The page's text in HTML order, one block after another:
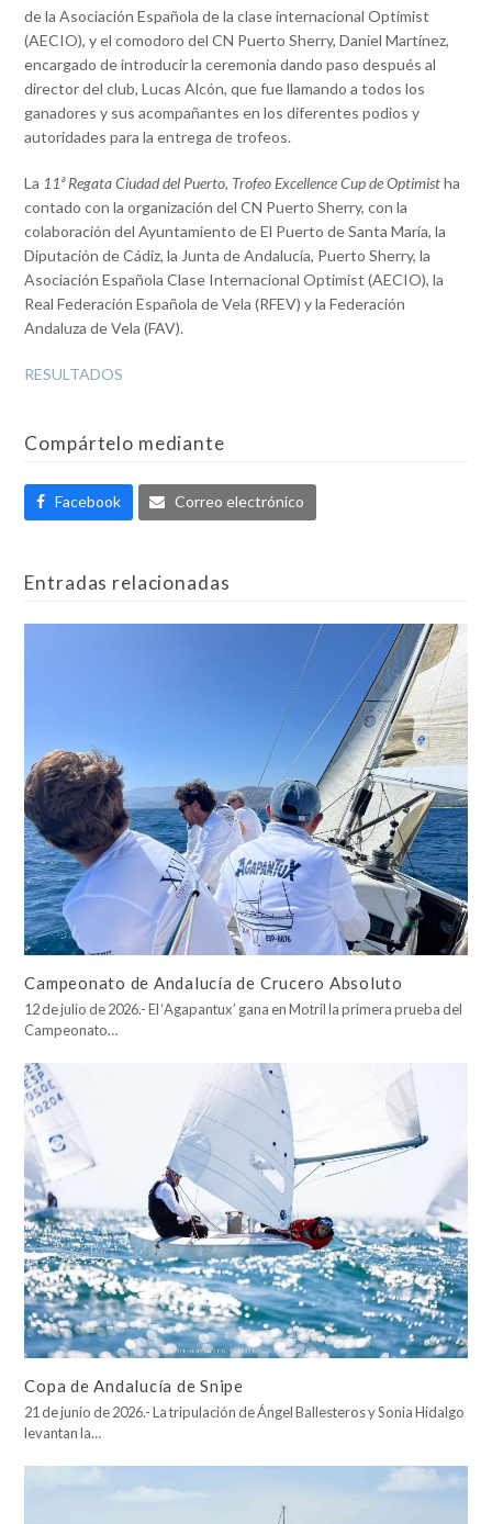
de la Asociación Española de la clase internacional Optimist
(AECIO), y el comodoro del CN Puerto Sherry, Daniel Martínez,
encargado de introducir la ceremonia dando paso después al
director del club, Lucas Alcón, que fue llamando a todos los
ganadores y sus acompañantes en los diferentes podios y
autoridades para la entrega de trofeos.
La 11ª Regata Ciudad del Puerto, Trofeo Excellence Cup de Optimistha
contado con la organización del CN Puerto Sherry, con la
colaboración del Ayuntamiento de El Puerto de Santa María, la
Diputación de Cádiz, la Junta de Andalucía, Puerto Sherry, la
Asociación Española Clase Internacional Optimist (AECIO), la
Real Federación Española de Vela (RFEV) y la Federación
Andaluza de Vela (FAV).
RESULTADOS
Compártelo mediante
Facebook Correo electrónico
Entradas relacionadas
Campeonato de Andalucía de Crucero Absoluto
12 de julio de 2026.- El ‘Agapantux’ gana en Motril la primera prueba del
Campeonato…
Copa de Andalucía de Snipe
21 de junio de 2026.- La tripulación de Ángel Ballesteros y Sonia Hidalgo
levantan la…